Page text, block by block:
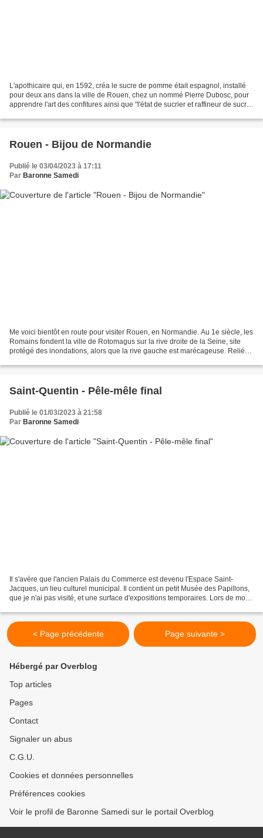
L'apothicaire qui, en 1592, créa le sucre de pomme était espagnol, installé
pour deux ans dans la ville de Rouen, chez un nommé Pierre Dubosc, pour
apprendre l'art des confitures ainsi que "l'état de sucrier et raffineur de sucre"
Rouen - Bijou de Normandie
Publié le 03/04/2023 à 17:11
Par Baronne Samedi
Me voici bientôt en route pour visiter Rouen, en Normandie. Au 1e siècle, les
Romains fondent la ville de Rotomagus sur la rive droite de la Seine, site
protégé des inondations, alors que la rive gauche est marécageuse. Reliée
Saint-Quentin - Pêle-mêle final
Publié le 01/03/2023 à 21:58
Par Baronne Samedi
Il s'avère que l'ancien Palais du Commerce est devenu l'Espace Saint-
Jacques, un lieu culturel municipal. Il contient un petit Musée des Papillons,
que je n'ai pas visité, et une surface d'expositions temporaires. Lors de mon
< Page précédente Page suivante >
Hébergé par Overblog
Top articles
Pages
Contact
Signaler un abus
C.G.U.
Cookies et données personnelles
Préférences cookies
Voir le profil de Baronne Samedi sur le portail Overblog